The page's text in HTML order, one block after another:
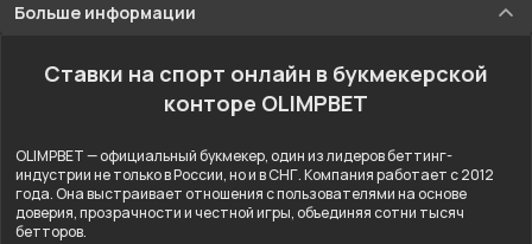
Больше информации
Ставки на спорт онлайн в букмекерской
конторе OLIMPBET
OLIMPBET — официальный букмекер, один из лидеров беттинг-
индустрии не только в России, но и в СНГ. Компания работает с 2012
года. Она выстраивает отношения с пользователями на основе
доверия, прозрачности и честной игры, объединяя сотни тысяч
бетторов.